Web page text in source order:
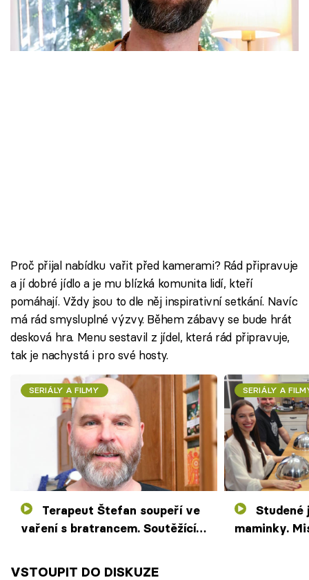
Škola vaření
Recepty z TV
engagement manažer.
Proč přijal nabídku vařit před kamerami? Rád připravuje
a jí dobré jídlo a je mu blízká komunita lidí, kteří
pomáhají. Vždy jsou to dle něj inspirativní setkání. Navíc
má rád smysluplné výzvy. Během zábavy se bude hrát
desková hra. Menu sestavil z jídel, která rád připravuje,
tak je nachystá i pro své hosty.
SERIÁLY A FILMY
vaření s bratrancem. Soutěžící
SERIÁLY A
Studené jídlo a rázná pomoc
maminky.
VSTOUPIT DO DISKUZE